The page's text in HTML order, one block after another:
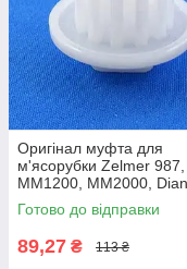
Оригінал муфта для
м'ясорубки Zelmer
MM1200, MM2000,
Expressive, ZMM5548W,
ZMM1589, ZMM2088
Готово до відправки
89,27 ₴ 113 ₴